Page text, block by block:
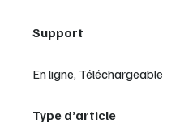
Support
En ligne, Téléchargeable
Type d’article